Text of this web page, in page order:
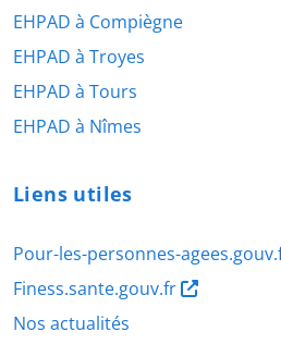
EHPAD à Compiègne
EHPAD à Troyes
EHPAD à Tours
EHPAD à Nîmes
Liens utiles
Pour-les-personnes-
Finess.sante.gouv.fr
Nos actualités